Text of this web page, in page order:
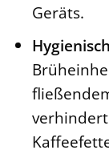
Geräts.